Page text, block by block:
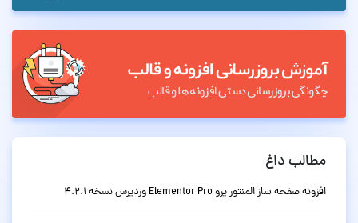
مطالب داغ
افزونه صفحه ساز المنتور پرو Elementor Pro وردپرس نسخه 4.2.1